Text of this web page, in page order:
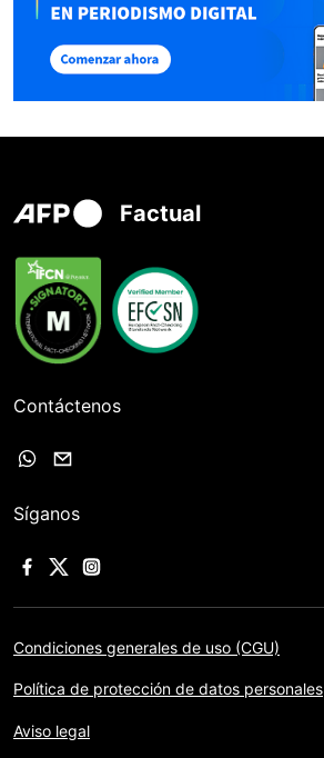
Factual
Contáctenos
Síganos
Condiciones generales de uso (CGU)
Política de protección de datos personales
Aviso legal